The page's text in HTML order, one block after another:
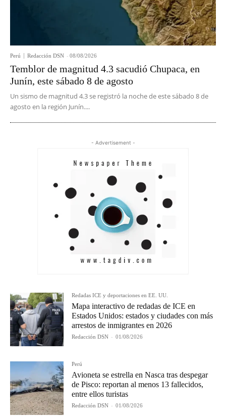
Perú Redacción DSN - 08/08/2026
Temblor de magnitud 4.3 sacudió Chupaca, en
Junín, este sábado 8 de agosto
Un sismo de magnitud 4.3 se registró la noche de este sábado 8 de
agosto en la región Junín....
- Advertisement -
Redadas ICE y deportaciones en EE. UU.
Mapa interactivo de redadas de ICE en
Estados Unidos: estados y ciudades con más
arrestos de inmigrantes en 2026
Redacción DSN - 01/08/2026
Perú
Avioneta se estrella en Nasca tras despegar
de Pisco: reportan al menos 13 fallecidos,
entre ellos turistas
Redacción DSN - 01/08/2026